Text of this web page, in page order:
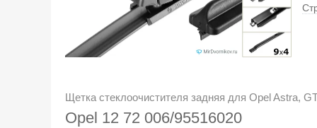
Щетка стеклоочистителя задняя для Opel Astra,
Opel 12 72 006/95516020